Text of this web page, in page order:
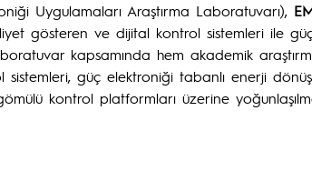
Uygulamaları Araştırma Laboratuvarı),
gösteren ve dijital kontrol sistemleri ile
kapsamında hem akademik
güç elektroniği tabanlı enerji
kontrol platformları üzerine